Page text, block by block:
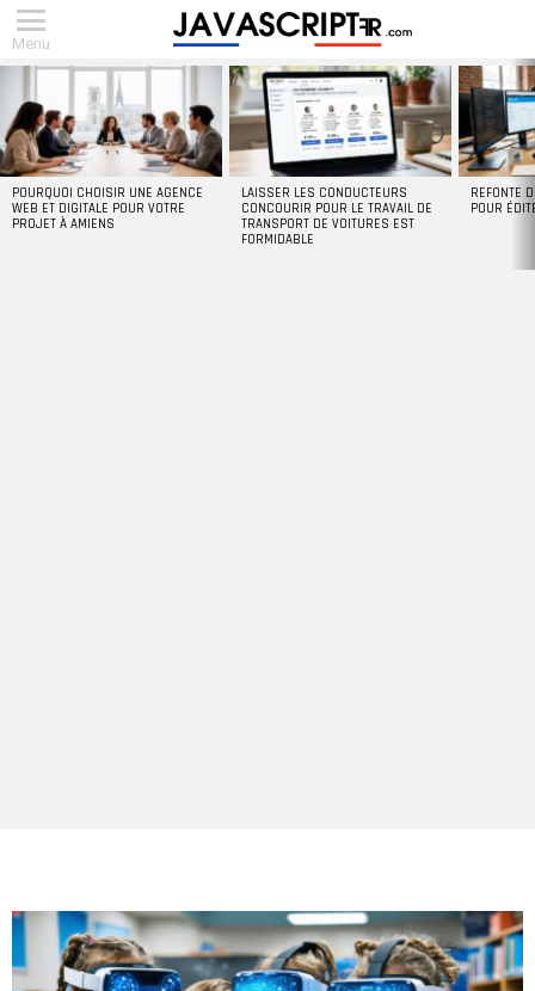
Menu
POURQUOI CHOISIR UNE AGENCE
WEB ET DIGITALE POUR VOTRE
PROJET À AMIENS
LAISSER LES CONDUCTEURS
CONCOURIR POUR LE TRAVAIL DE
TRANSPORT DE VOITURES EST
FORMIDABLE
REFONTE
POUR